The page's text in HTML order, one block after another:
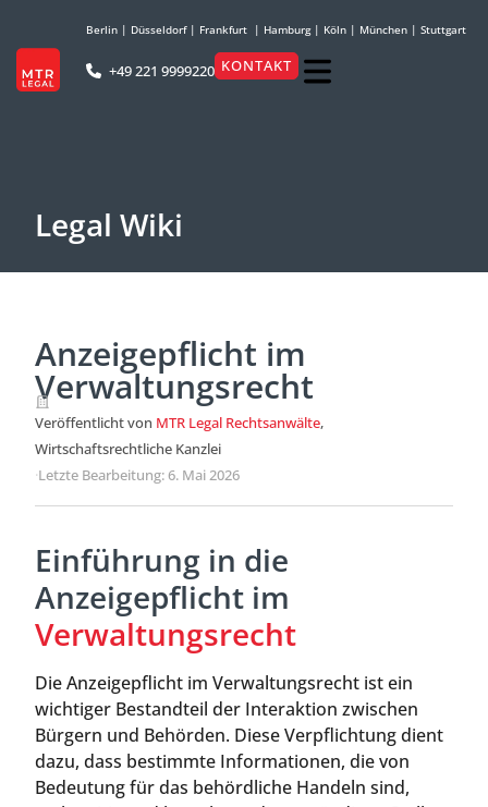
Berlin | Düsseldorf| Frankfurt | Hamburg| Köln | München | Stuttgart
+49 221 9999220 KONTAKT
Legal Wiki
Anzeigepflicht im
Verwaltungsrecht
Veröffentlicht von MTR Legal Rechtsanwälte,
Wirtschaftsrechtliche Kanzlei
·Letzte Bearbeitung: 6. Mai 2026
Einführung in die
Anzeigepflicht im
Verwaltungsrecht
Die Anzeigepflicht im Verwaltungsrecht ist ein
wichtiger Bestandteil der Interaktion zwischen
Bürgern und Behörden. Diese Verpflichtung dient
dazu, dass bestimmte Informationen, die von
Bedeutung für das behördliche Handeln sind,